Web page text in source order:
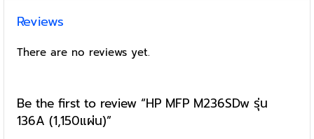
Reviews
There are no reviews yet.
Be the first to review “HP MFP M236SDw รุ่น
136A (1,150แผ่น)”